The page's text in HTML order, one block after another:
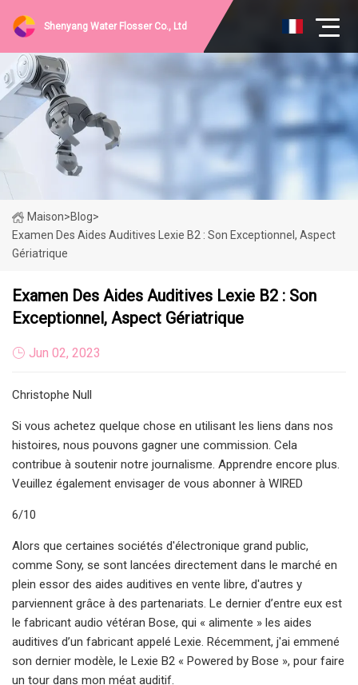
Shenyang Water Flosser Co., Ltd
Maison>Blog>
Examen Des Aides Auditives Lexie B2 : Son Exceptionnel, Aspect
Gériatrique
Examen Des Aides Auditives Lexie B2 : Son
Exceptionnel, Aspect Gériatrique
Jun 02, 2023
Christophe Null
Si vous achetez quelque chose en utilisant les liens dans nos
histoires, nous pouvons gagner une commission. Cela
contribue à soutenir notre journalisme. Apprendre encore plus.
Veuillez également envisager de vous abonner à WIRED
6/10
Alors que certaines sociétés d'électronique grand public,
comme Sony, se sont lancées directement dans le marché en
plein essor des aides auditives en vente libre, d'autres y
parviennent grâce à des partenariats. Le dernier d’entre eux est
le fabricant audio vétéran Bose, qui « alimente » les aides
auditives d’un fabricant appelé Lexie. Récemment, j'ai emmené
son dernier modèle, le Lexie B2 « Powered by Bose », pour faire
un tour dans mon méat auditif.